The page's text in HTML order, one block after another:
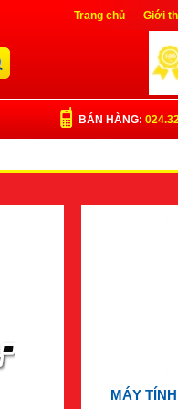
Trang chủ Giới
Đăng
BÁN HÀNG:
MÁY